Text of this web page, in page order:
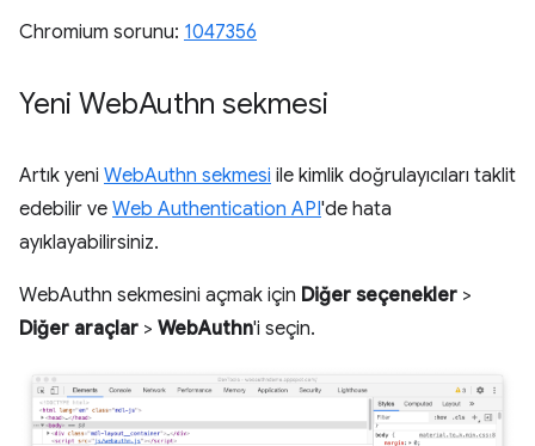
Chromium sorunu: 1047356
Yeni WebAuthn sekmesi
Artık yeni WebAuthn sekmesi ile kimlik doğrulayıcıları taklit
edebilir ve Web Authentication API'de hata
ayıklayabilirsiniz.
WebAuthn sekmesini açmak için Diğer seçenekler >
Diğer araçlar > WebAuthn'i seçin.